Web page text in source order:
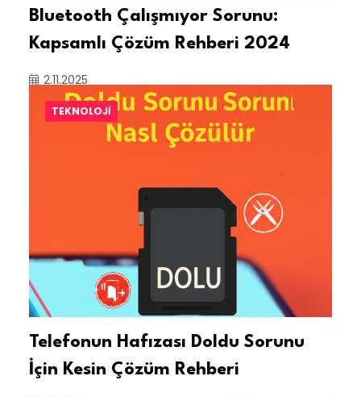
Bluetooth Çalışmıyor Sorunu:
Kapsamlı Çözüm Rehberi 2024
2.11.2025
TEKNOLOJI
Telefonun Hafızası Doldu Sorunu
İçin Kesin Çözüm Rehberi